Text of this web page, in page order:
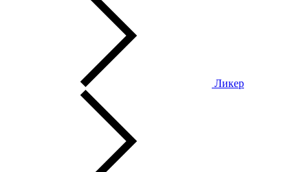
Ликер